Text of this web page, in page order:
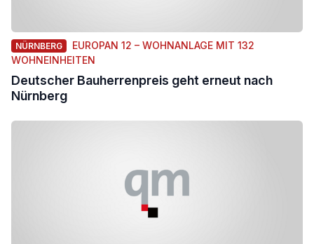
NÜRNBERG
EUROPAN 12 – WOHNANLAGE MIT 132
WOHNEINHEITEN
Deutscher Bauherrenpreis geht erneut nach
Nürnberg